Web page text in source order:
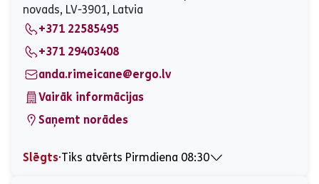
Piektdiena
09:00 - 15:00
Sestdiena
Slēgts
Svētdiena
Slēgts
novads, LV-3901, Latvia
+371 22585495
+371 29403408
anda.rimeicane@ergo.lv
Vairāk informācijas
Saņemt norādes
Slēgts⋅Tiks atvērts Pirmdiena 08:30